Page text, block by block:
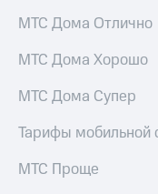
МТС Дома Отлично
МТС Дома Хорошо
МТС Дома Супер
Тарифы мобильной
МТС Проще